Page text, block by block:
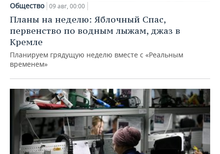
Общество 09 авг, 00:00
Планы на неделю: Яблочный Спас,
первенство по водным лыжам, джаз в
Кремле
Планируем грядущую неделю вместе с «Реальным
временем»